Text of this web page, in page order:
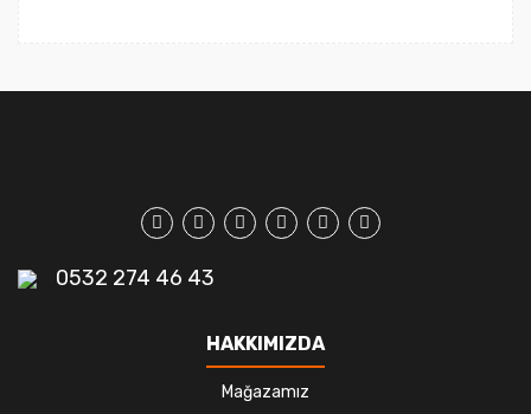
0532 274 46 43
HAKKIMIZDA
Mağazamız